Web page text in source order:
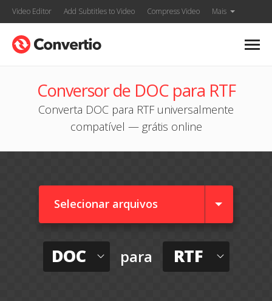
Video Editor Add Subtitles to Video Compress Video Mais
Conversor de DOC para RTF
Converta DOC para RTF universalmente
compatível — grátis online
Selecionar arquivos
DOC para RTF